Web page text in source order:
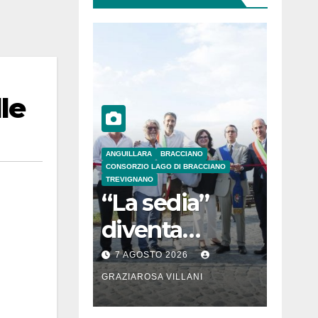
ANGUILLARA
BRACCIANO
CONSORZIO LAGO DI BRACCIANO
TREVIGNANO
“La sedia”
diventa
Belvedere sul
lago di
Bracciano: ieri
7 AGOSTO 2026
GRAZIAROSA VILLANI